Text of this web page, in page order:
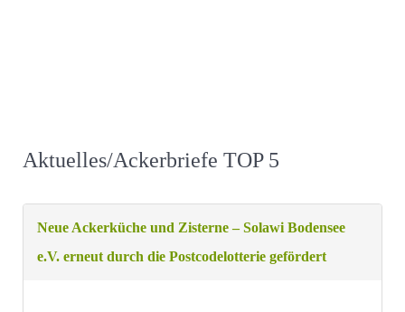
Aktuelles/Ackerbriefe TOP 5
Neue Ackerküche und Zisterne – Solawi Bodensee
e.V. erneut durch die Postcodelotterie gefördert